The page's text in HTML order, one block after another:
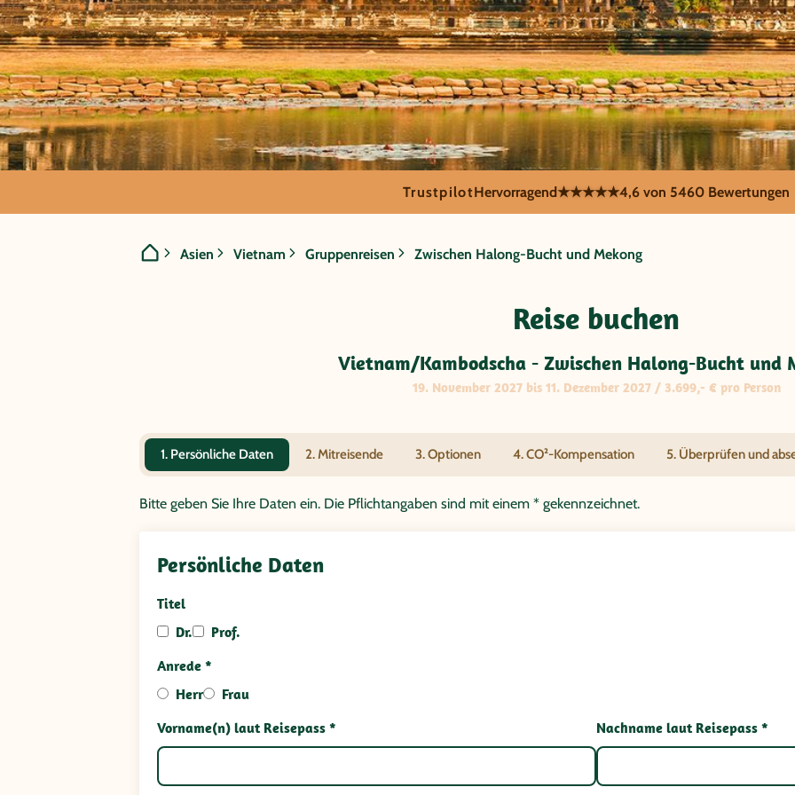
GRUPPENREISE:
Vietnam/Kambodscha - Zwischen
Bucht und Mekong
TrustpilotHervorragend★★★★★4,6 von 5460 Bewertungen
Asien Vietnam Gruppenreisen Zwischen Halong-Bucht und Mekong
Reise buchen
Vietnam/Kambodscha - Zwischen Halong-Bucht und
19. November 2027 bis 11. Dezember 2027 / 3.699,- € pro Person
1. Persönliche Daten 2. Mitreisende 3. Optionen 4. CO²-Kompensation 5. Überprüfen und
Bitte geben Sie Ihre Daten ein. Die Pflichtangaben sind mit einem * gekennzeichnet.
Persönliche Daten
Titel
Dr.
Prof.
Anrede *
Herr
Frau
Vorname(n) laut Reisepass *
Nachname laut Reisepass *